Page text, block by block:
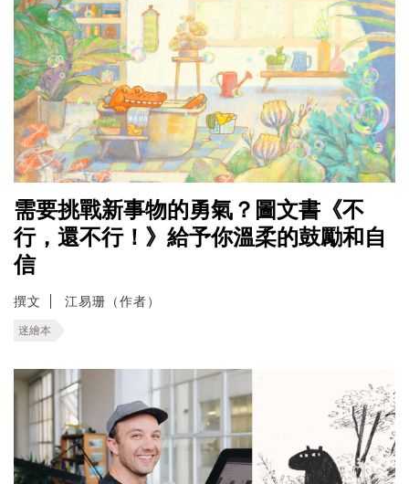
需要挑戰新事物的勇氣？圖文書《不
行，還不行！》給予你溫柔的鼓勵和自
信
撰文 江易珊（作者）
迷繪本